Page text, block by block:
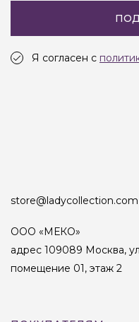
Я согласен с
store@ladycollection.com
ООО «МЕКО»
адрес 109089 Москва,
помещение 01, этаж 2